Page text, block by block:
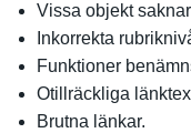
Vissa objekt
Inkorrekta
Funktioner
Otillräckliga
Brutna länkar.